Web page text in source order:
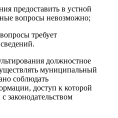
предоставить в устной
вопросы невозможно;
требует
должностное
муниципальный
соблюдать
доступ к которой
законодательством